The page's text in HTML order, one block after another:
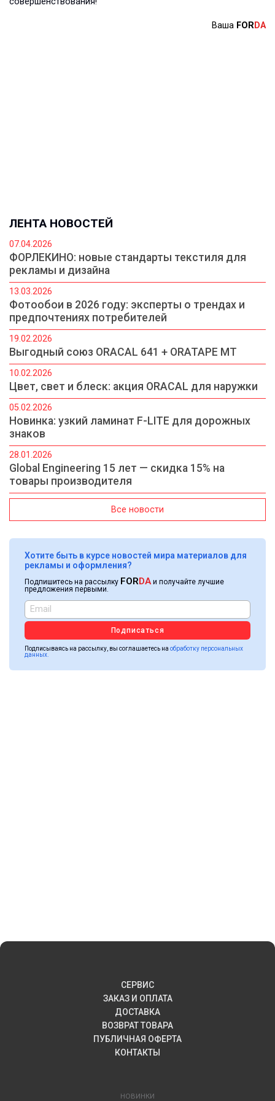
Ваша FORDA
ЛЕНТА НОВОСТЕЙ
07.04.2026
ФОРЛЕКИНО: новые стандарты текстиля для
рекламы и дизайна
13.03.2026
Фотообои в 2026 году: эксперты о трендах и
предпочтениях потребителей
19.02.2026
Выгодный союз ORACAL 641 + ORATAPE MT
10.02.2026
Цвет, свет и блеск: акция ORACAL для наружки
05.02.2026
Новинка: узкий ламинат F-LITE для дорожных
знаков
28.01.2026
Global Engineering 15 лет — скидка 15% на
товары производителя
Все новости
Хотите быть в курсе новостей мира материалов для
рекламы и оформления?
Подпишитесь на рассылку FORDA и получайте лучшие
предложения первыми.
Подписаться
Подписываясь на рассылку, вы соглашаетесь на обработку персональных
данных.
СЕРВИС
ЗАКАЗ И ОПЛАТА
ДОСТАВКА
ВОЗВРАТ ТОВАРА
ПУБЛИЧНАЯ ОФЕРТА
КОНТАКТЫ
НОВИНКИ